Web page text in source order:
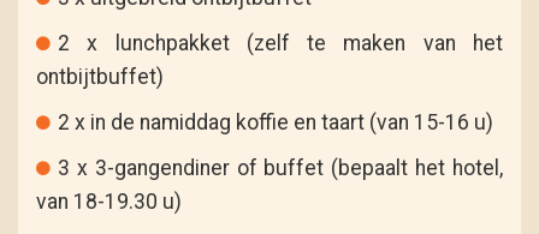
2 x lunchpakket (zelf te maken van het
ontbijtbuffet)
2 x in de namiddag koffie en taart (van 15-16 u)
3 x 3-gangendiner of buffet (bepaalt het hotel,
van 18-19.30 u)